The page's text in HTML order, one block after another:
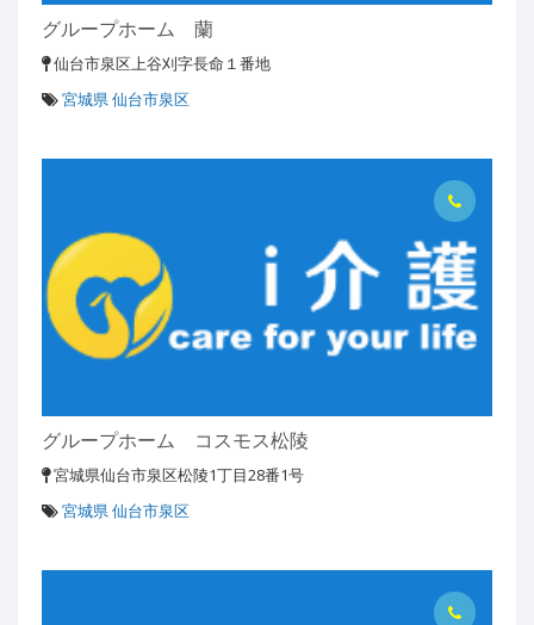
グループホーム 蘭
仙台市泉区上谷刈字長命１番地
宮城県 仙台市泉区
グループホーム コスモス松陵
宮城県仙台市泉区松陵1丁目28番1号
宮城県 仙台市泉区